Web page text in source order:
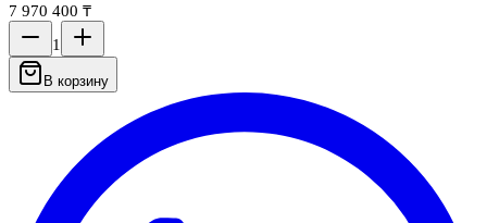
7 970 400 ₸
1
В корзину